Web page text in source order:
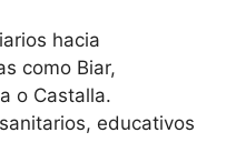
hacia
como Biar,
o Castalla.
educativos